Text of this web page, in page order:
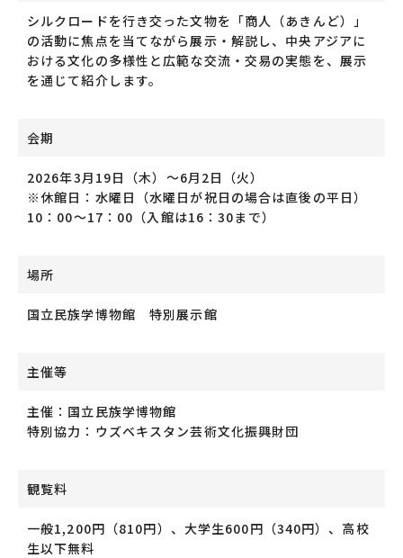
シルクロードを行き交った文物を「商人（あきんど）」
の活動に焦点を当てながら展示・解説し、中央アジアに
おける文化の多様性と広範な交流・交易の実態を、展示
を通じて紹介します。
会期
2026年3月19日（木）～6月2日（火）
※休館日：水曜日（水曜日が祝日の場合は直後の平日）
10：00～17：00（入館は16：30まで）
場所
国立民族学博物館 特別展示館
主催等
主催：国立民族学博物館
特別協力：ウズベキスタン芸術文化振興財団
観覧料
一般1,200円（810円）、大学生600円（340円）、高校
生以下無料